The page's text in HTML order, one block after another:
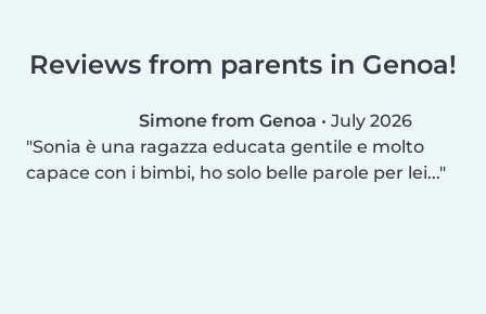
Reviews from parents in Genoa!
Simone from Genoa • July 2026
Sonia è una ragazza educata gentile e molto
capace con i bimbi, ho solo belle parole per lei...